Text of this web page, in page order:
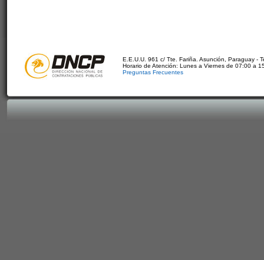
E.E.U.U. 961 c/ Tte. Fariña. Asunción, Paraguay -
Horario de Atención: Lunes a Viernes de 07:00 a
Preguntas Frecuentes